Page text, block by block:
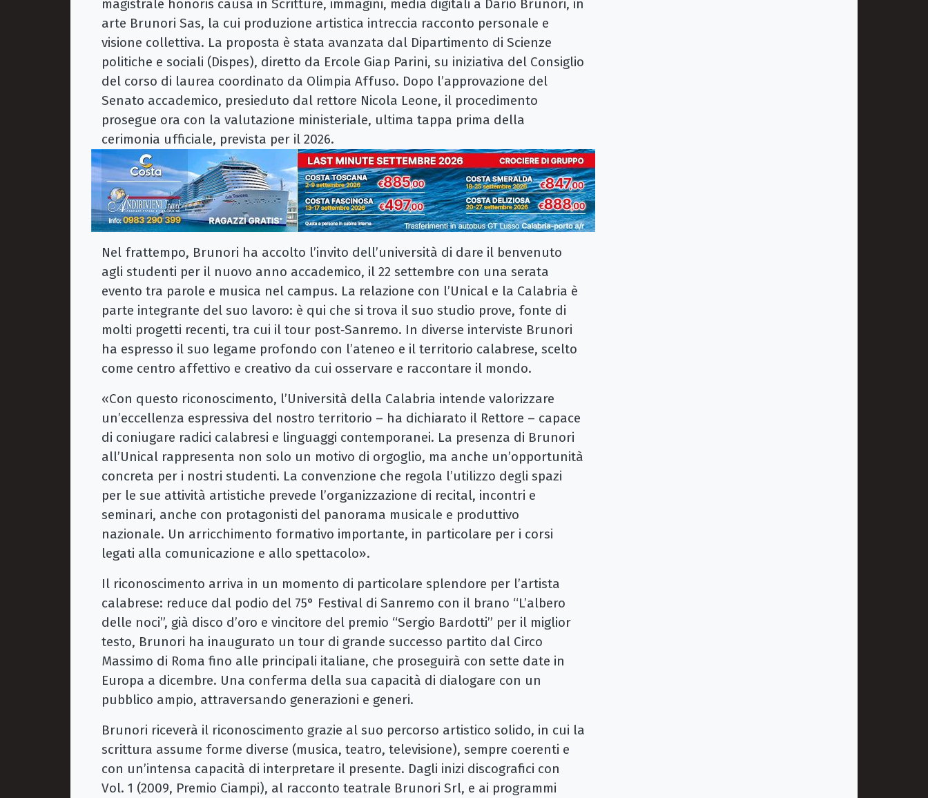
magistrale honoris causa in Scritture, immagini, media digitali a Dario Brunori, in
arte Brunori Sas, la cui produzione artistica intreccia racconto personale e
visione collettiva. La proposta è stata avanzata dal Dipartimento di Scienze
politiche e sociali (Dispes), diretto da Ercole Giap Parini, su iniziativa del Consiglio
del corso di laurea coordinato da Olimpia Affuso. Dopo l’approvazione del
Senato accademico, presieduto dal rettore Nicola Leone, il procedimento
prosegue ora con la valutazione ministeriale, ultima tappa prima della
cerimonia ufficiale, prevista per il 2026.
Nel frattempo, Brunori ha accolto l’invito dell’università di dare il benvenuto
agli studenti per il nuovo anno accademico, il 22 settembre con una serata
evento tra parole e musica nel campus. La relazione con l’Unical e la Calabria è
parte integrante del suo lavoro: è qui che si trova il suo studio prove, fonte di
molti progetti recenti, tra cui il tour post‑Sanremo. In diverse interviste Brunori
ha espresso il suo legame profondo con l’ateneo e il territorio calabrese, scelto
come centro affettivo e creativo da cui osservare e raccontare il mondo.
«Con questo riconoscimento, l’Università della Calabria intende valorizzare
un’eccellenza espressiva del nostro territorio – ha dichiarato il Rettore – capace
di coniugare radici calabresi e linguaggi contemporanei. La presenza di Brunori
all’Unical rappresenta non solo un motivo di orgoglio, ma anche un’opportunità
concreta per i nostri studenti. La convenzione che regola l’utilizzo degli spazi
per le sue attività artistiche prevede l’organizzazione di recital, incontri e
seminari, anche con protagonisti del panorama musicale e produttivo
nazionale. Un arricchimento formativo importante, in particolare per i corsi
legati alla comunicazione e allo spettacolo».
Il riconoscimento arriva in un momento di particolare splendore per l’artista
calabrese: reduce dal podio del 75° Festival di Sanremo con il brano “L’albero
delle noci”, già disco d’oro e vincitore del premio “Sergio Bardotti” per il miglior
testo, Brunori ha inaugurato un tour di grande successo partito dal Circo
Massimo di Roma fino alle principali italiane, che proseguirà con sette date in
Europa a dicembre. Una conferma della sua capacità di dialogare con un
pubblico ampio, attraversando generazioni e generi.
Brunori riceverà il riconoscimento grazie al suo percorso artistico solido, in cui la
scrittura assume forme diverse (musica, teatro, televisione), sempre coerenti e
con un’intensa capacità di interpretare il presente. Dagli inizi discografici con
Vol. 1 (2009, Premio Ciampi), al racconto teatrale Brunori Srl, e ai programmi